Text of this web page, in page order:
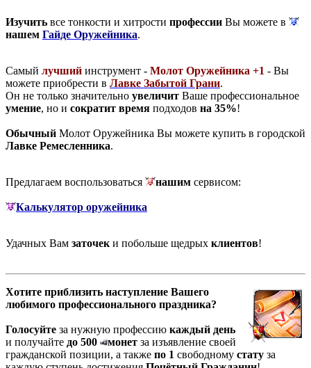
Изучить все тонкости и хитрости профессии Вы можете в
нашем Гайде Оружейника.
Самый лучший инструмент - Молот Оружейника +1 - Вы
можете приобрести в Лавке Забытой Грани.
Он не только значительно увеличит Ваше профессиональное
умение, но и сократит время подходов на 35%!
Обычный Молот Оружейника Вы можете купить в городской
Лавке Ремесленника.
Предлагаем воспользоваться нашим сервисом:
Калькулятор оружейника
Удачных Вам заточек и побольше щедрых клиентов!
Хотите приблизить наступление Вашего
любимого профессионального праздника?
Голосуйте за нужную профессию каждый день
и получайте до 500 монет за изъявление своей
гражданской позиции, а также по 1 свободному стату за